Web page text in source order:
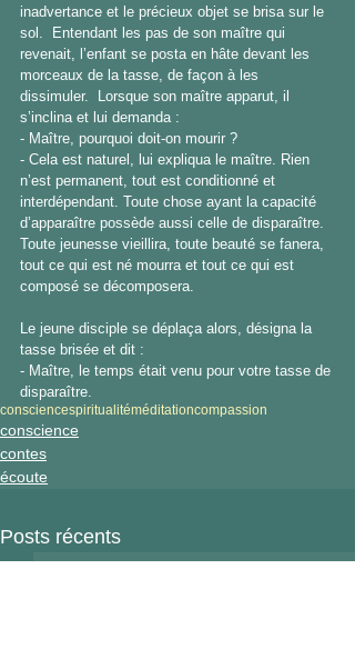
inadvertance et le précieux objet se brisa sur le
sol.  Entendant les pas de son maître qui
revenait, l’enfant se posta en hâte devant les
morceaux de la tasse, de façon à les
dissimuler.  Lorsque son maître apparut, il
s’inclina et lui demanda :
- Maître, pourquoi doit-on mourir ?
- Cela est naturel, lui expliqua le maître. Rien
n’est permanent, tout est conditionné et
interdépendant. Toute chose ayant la capacité
d’apparaître possède aussi celle de disparaître.
Toute jeunesse vieillira, toute beauté se fanera,
tout ce qui est né mourra et tout ce qui est
composé se décomposera.
Le jeune disciple se déplaça alors, désigna la
tasse brisée et dit :
- Maître, le temps était venu pour votre tasse de
disparaître.
consciencespiritualitéméditationcompassion
conscience
contes
écoute
Posts récents